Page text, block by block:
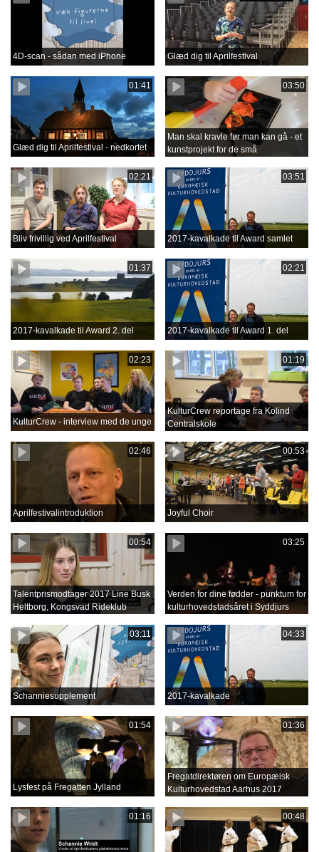
4D-scan - sådan med iPhone Glæd dig til Aprilfestival
01:41
Glæd dig til Aprilfestival - nedkortet
03:50
Man skal kravle før man kan gå - et
kunstprojekt for de små
02:21
Bliv frivillig ved Aprilfestival
03:51
2017-kavalkade til Award samlet
01:37
2017-kavalkade til Award 2. del
02:21
2017-kavalkade til Award 1. del
02:23
KulturCrew - interview med de unge
01:19
KulturCrew reportage fra Kolind
Centralskole
02:46
Aprilfestivalintroduktion
00:53
Joyful Choir
00:54
Talentprismodtager 2017 Line Busk
Heltborg, Kongsvad Rideklub
03:25
Verden for dine fødder - punktum for
kulturhovedstadsåret i Syddjurs
03:11
Schanniesupplement
04:33
2017-kavalkade
01:54
Lysfest på Fregatten Jylland
01:36
Fregatdirektøren om Europæisk
Kulturhovedstad Aarhus 2017
01:16 00:48